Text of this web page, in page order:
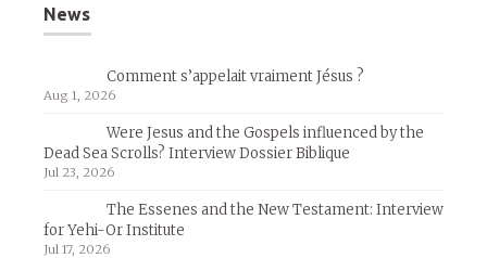
News
Comment s’appelait vraiment Jésus ?
Aug 1, 2026
Were Jesus and the Gospels influenced by the
Dead Sea Scrolls? Interview Dossier Biblique
Jul 23, 2026
The Essenes and the New Testament: Interview
for Yehi-Or Institute
Jul 17, 2026